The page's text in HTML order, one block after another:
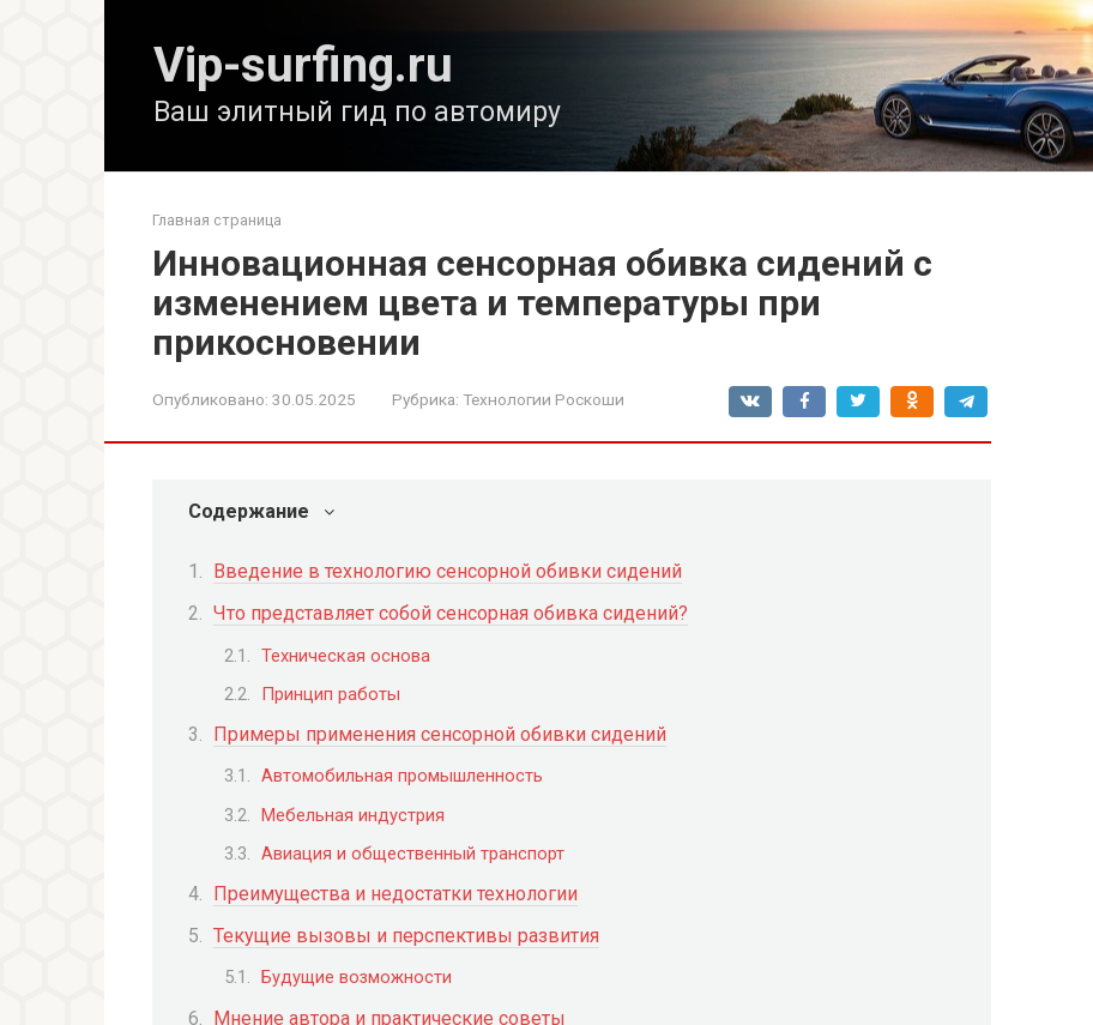
Vip-surfing.ru
Ваш элитный гид по автомиру
Главная страница
Инновационная сенсорная обивка сидений с
изменением цвета и температуры при
прикосновении
Опубликовано: 30.05.2025 Рубрика: Технологии Роскоши
Содержание
Введение в технологию сенсорной обивки сидений
Что представляет собой сенсорная обивка сидений?
Техническая основа
Принцип работы
Примеры применения сенсорной обивки сидений
Автомобильная промышленность
Мебельная индустрия
Авиация и общественный транспорт
Преимущества и недостатки технологии
Текущие вызовы и перспективы развития
Будущие возможности
Мнение автора и практические советы